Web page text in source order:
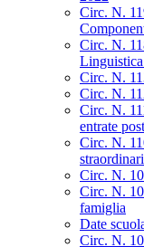
Circ. N.
Circ. N.
Circ. N.
Circ. N.
Circ. N.
entrate
Circ. N.
Circ. N.
Circ. N.
famiglia
Date
Circ. N.